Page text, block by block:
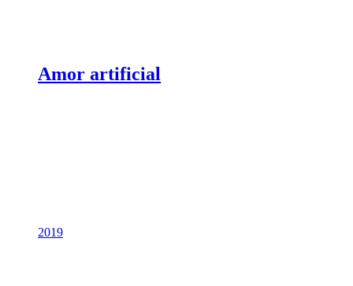
Amor artificial
2019